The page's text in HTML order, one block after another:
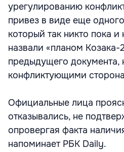
урегулированию
привез в виде еще
который так никто пока
назвали «планом
предыдущего документа,
конфликтующими
Официальные лица
отказывались, не
опровергая факта
напоминает РБК Daily.